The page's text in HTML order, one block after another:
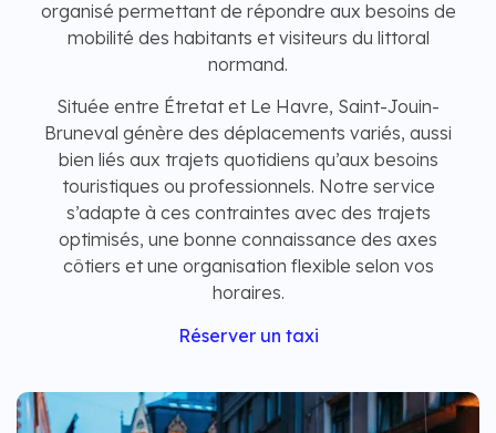
organisé permettant de répondre aux besoins de
mobilité des habitants et visiteurs du littoral
normand.
Située entre Étretat et Le Havre, Saint-Jouin-
Bruneval génère des déplacements variés, aussi
bien liés aux trajets quotidiens qu’aux besoins
touristiques ou professionnels. Notre service
s’adapte à ces contraintes avec des trajets
optimisés, une bonne connaissance des axes
côtiers et une organisation flexible selon vos
horaires.
Réserver un taxi